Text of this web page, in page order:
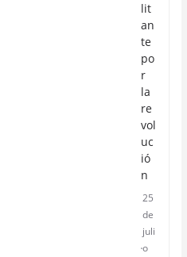
lit
an
te
po
r
la
re
vol
uc
ió
n
25
de
juli
o